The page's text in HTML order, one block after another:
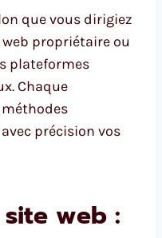
que vous dirigiez
propriétaire ou
plateformes
Chaque
précision vos
web :